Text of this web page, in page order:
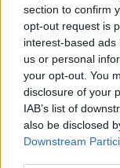
section to confirm
opt-out request is
interest-based
us or personal
your opt-out. You
disclosure of your
IAB’s list of
also be disclosed
Downstream